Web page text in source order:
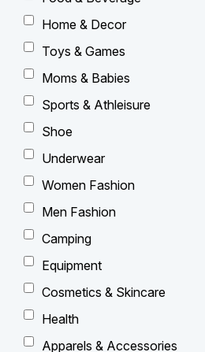
Home & Decor
Toys & Games
Moms & Babies
Sports & Athleisure
Shoe
Underwear
Women Fashion
Men Fashion
Camping
Equipment
Cosmetics & Skincare
Health
Apparels & Accessories